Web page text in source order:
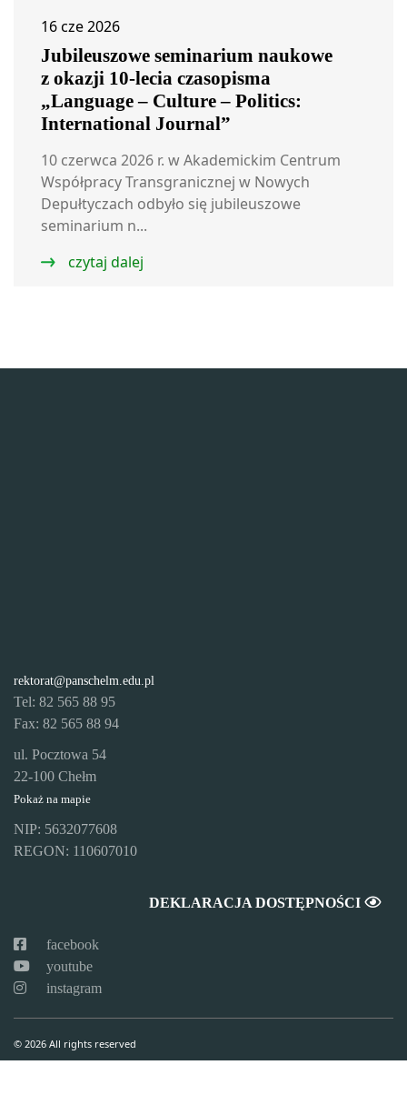
16 cze 2026
Jubileuszowe seminarium naukowe
z okazji 10-lecia czasopisma
„Language – Culture – Politics:
International Journal”
10 czerwca 2026 r. w Akademickim Centrum
Współpracy Transgranicznej w Nowych
Depułtyczach odbyło się jubileuszowe
seminarium n...
czytaj dalej
rektorat@panschelm.edu.pl
Tel: 82 565 88 95
Fax: 82 565 88 94
ul. Pocztowa 54
22-100 Chełm
Pokaż na mapie
NIP: 5632077608
REGON: 110607010
DEKLARACJA DOSTĘPNOŚCI
facebook
youtube
instagram
© 2026 All rights reserved